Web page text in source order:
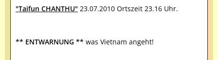
"Taifun CHANTHU" 23.07.2010 Ortszeit 23.16 Uhr.
** ENTWARNUNG ** was Vietnam angeht!